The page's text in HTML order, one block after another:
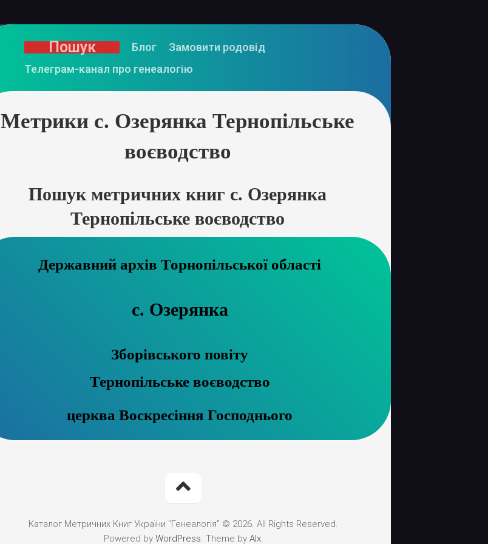
Пошук Блог
Замовити родовід
Телеграм-канал про генеалогію
Метрики с. Озерянка Тернопільське
воєводство
Пошук метричних книг с. Озерянка
Тернопільське воєводство
Державний архів Торнопільської області
с. Озерянка
Зборівського повіту
Тернопільське воєводство
церква Воскресіння Господнього
Каталог Метричних Книг України "Генеалогія" © 2026. All Rights Reserved.
Powered by WordPress. Theme by Alx.